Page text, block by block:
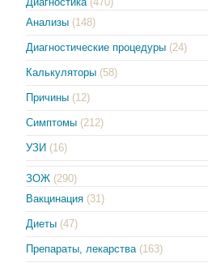
Анализы (148)
Диагностические процедуры (24)
Калькуляторы (58)
Причины (12)
Симптомы (212)
УЗИ (16)
ЗОЖ (290)
Вакцинация (31)
Диеты (47)
Препараты, лекарства (163)